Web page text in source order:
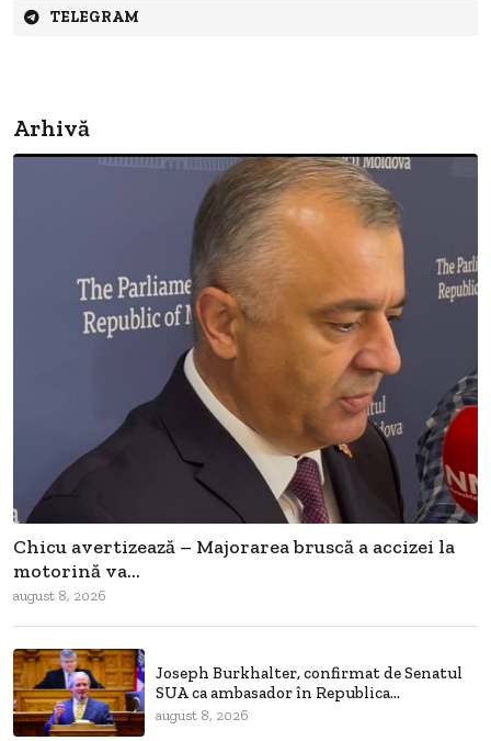
TELEGRAM
Arhivă
Chicu avertizează – Majorarea bruscă a accizei la
motorină va...
august 8, 2026
Joseph Burkhalter, confirmat de Senatul
SUA ca ambasador în Republica...
august 8, 2026